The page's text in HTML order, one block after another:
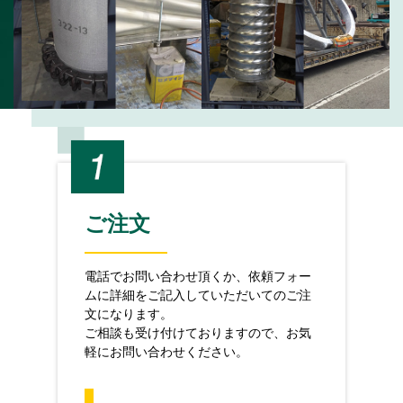
ご注文
電話でお問い合わせ頂くか、依頼フォー
ムに詳細をご記入していただいてのご注
文になります。
ご相談も受け付けておりますので、お気
軽にお問い合わせください。